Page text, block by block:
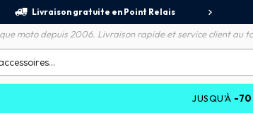
Livraison gratuite en Point Relais
moto depuis 2006. Livraison rapide et service client au
JUSQU'À-70%SUR